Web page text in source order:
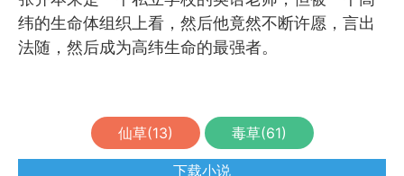
纬的生命体组织上看，然后他竟然不断许愿，言出
法随，然后成为高纬生命的最强者。
仙草(13) 毒草(61)
下载小说